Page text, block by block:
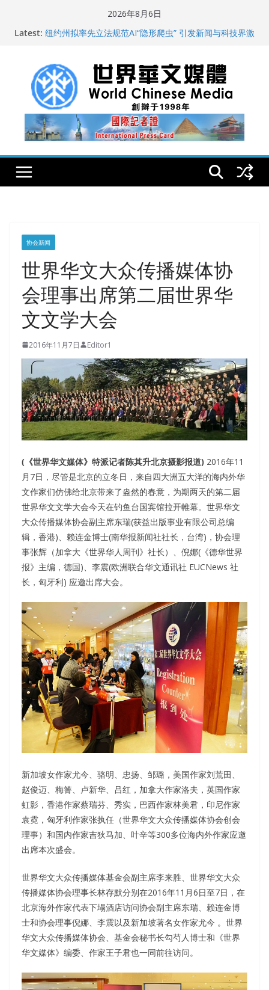
2026年8月6日
Latest: 纽约州拟率先立法规范AI“隐形爬虫” 引发新闻与科技界激
香文化艺术展
世界华文大众传播媒体协会公开声明
从一杯沉香叶茶到一缕海南天香：加拿大茶艺师邓岚月
海南沉香文化考察纪行
全球新闻业正面临“代际脱钩”
协会新闻
世界华文大众传播媒体协
会理事出席第二届世界华
文文学大会
2016年11月7日 Editor1
(《世界华文媒体》特派记者陈其升北京摄影报道) 2016年11
月7日，尽管是北京的立冬日，来自四大洲五大洋的海内外华
文作家们仿佛给北京带来了盎然的春意，为期两天的第二届
世界华文文学大会今天在钓鱼台国宾馆拉开帷幕。世界华文
大众传播媒体协会副主席东瑞(获益出版事业有限公司总编
辑，香港)、赖连金博士(南华报新闻社社长，台湾)，协会理
事张辉（加拿大《世界华人周刊》社长）、倪娜(《德华世界
报》主编，德国)、李震(欧洲联合华文通讯社 EUCNews 社
长，匈牙利) 应邀出席大会。
新加坡女作家尤今、骆明、忠扬、邹璐，美国作家刘荒田、
赵俊迈、梅箐、卢新华、吕红，加拿大作家洛夫，英国作家
虹影，香港作家蔡瑞芬、秀实，巴西作家林美君，印尼作家
袁霓，匈牙利作家张执任（世界华文大众传播媒体协会创会
理事）和国内作家吉狄马加、叶辛等300多位海内外作家应邀
出席本次盛会。
世界华文大众传播媒体基金会副主席李来胜、世界华文大众
传播媒体协会理事长林存默分别在2016年11月6日至7日，在
北京海外作家代表下塌酒店访问协会副主席东瑞、赖连金博
士和协会理事倪娜、李震以及新加坡著名女作家尤今 。世界
华文大众传播媒体协会、基金会秘书长勾芍人博士和《世界
华文媒体》编委、作家王子君也一同前往访问。